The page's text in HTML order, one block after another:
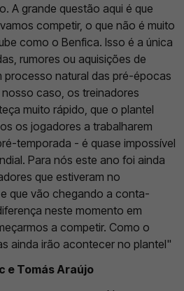
A grande questão aqui é que
competir, o que não é muito
como o Benfica. Isso é a única
rumores ou aquisições de
processo natural das pré-épocas
caso, os treinadores
muito rápido, que o plantel
os jogadores a trabalharem
temporada - é quase impossível
Para nós este ano foi ainda
que estiveram no
que vão chegando a conta-
neste momento em
a competir. Como o
ainda irão acontecer no plantel"
e Tomás Araújo